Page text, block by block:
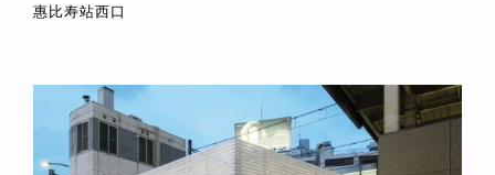
惠比寿站西口